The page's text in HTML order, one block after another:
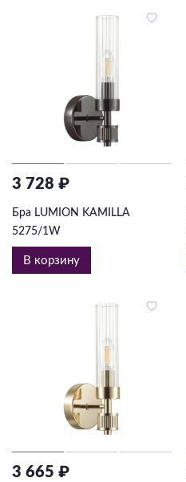
3 728 ₽
Бра LUMION KAMILLA
5275/1W
В корзину
3 665 ₽